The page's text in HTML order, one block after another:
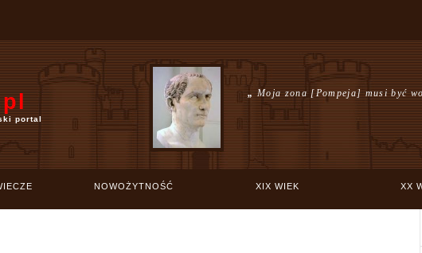
pl
portal
„Moja zona [Pompeja] musi być
NOWOŻYTNOŚĆ XIX WIEK XX